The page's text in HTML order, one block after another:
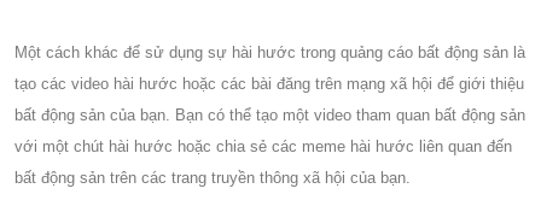
Một cách khác để sử dụng sự hài hước trong quảng cáo bất động sản là
tạo các video hài hước hoặc các bài đăng trên mạng xã hội để giới thiệu
bất động sản của bạn. Bạn có thể tạo một video tham quan bất động sản
với một chút hài hước hoặc chia sẻ các meme hài hước liên quan đến
bất động sản trên các trang truyền thông xã hội của bạn.